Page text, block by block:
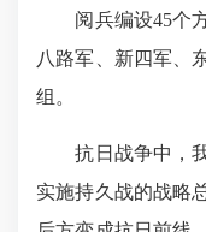
阅兵编设45个方
八路军、新四军、
组。
抗日战争中，我
实施持久战的战略